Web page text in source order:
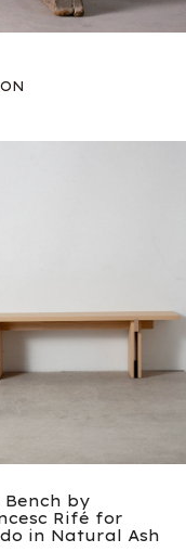
Bench by
Rifé for
in Natural Ash